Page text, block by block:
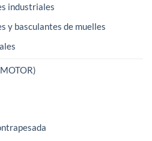
industriales
y basculantes de muelles